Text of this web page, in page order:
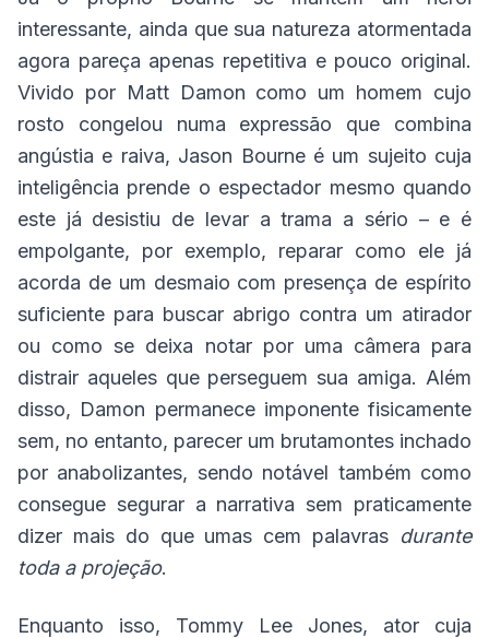
interessante, ainda que sua natureza atormentada
agora pareça apenas repetitiva e pouco original.
Vivido por Matt Damon como um homem cujo
rosto congelou numa expressão que combina
angústia e raiva, Jason Bourne é um sujeito cuja
inteligência prende o espectador mesmo quando
este já desistiu de levar a trama a sério – e é
empolgante, por exemplo, reparar como ele já
acorda de um desmaio com presença de espírito
suficiente para buscar abrigo contra um atirador
ou como se deixa notar por uma câmera para
distrair aqueles que perseguem sua amiga. Além
disso, Damon permanece imponente fisicamente
sem, no entanto, parecer um brutamontes inchado
por anabolizantes, sendo notável também como
consegue segurar a narrativa sem praticamente
dizer mais do que umas cem palavras durante
toda a projeção.
Enquanto isso, Tommy Lee Jones, ator cuja